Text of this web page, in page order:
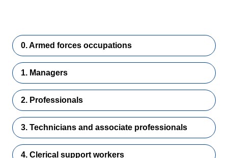
0. Armed forces occupations
1. Managers
2. Professionals
3. Technicians and associate professionals
4. Clerical support workers